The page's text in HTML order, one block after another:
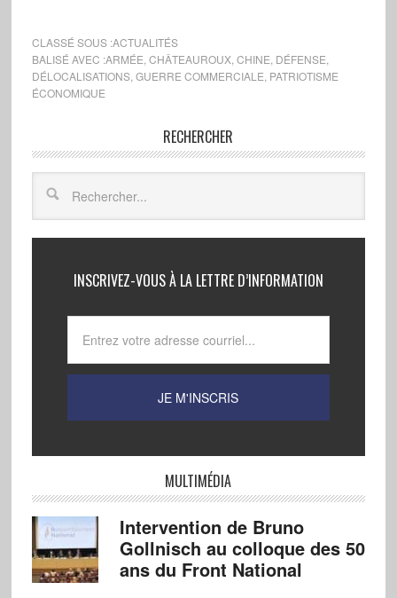
CLASSÉ SOUS :ACTUALITÉS
BALISÉ AVEC :ARMÉE CHÂTEAUROUX, CHINE DÉFENSE
DÉLOCALISATIONS, GUERRE COMMERCIALE PATRIOTISME
ÉCONOMIQUE
RECHERCHER
INSCRIVEZ-VOUS À LA LETTRE D’INFORMATION
MULTIMÉDIA
Intervention de Bruno
Gollnisch au colloque des 50
ans du Front National